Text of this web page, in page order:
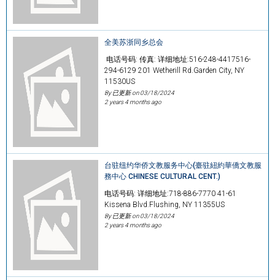
全美苏浙同乡总会
电话号码: 传真: 详细地址:516-248-4417516-
294-6129 201 Wetherill Rd.Garden City, NY
11530US
By 已更新 on03/18/2024
2 years 4 months ago
台驻纽约华侨文教服务中心(臺驻紐約華僑文教服
務中心 CHINESE CULTURAL CENT.)
电话号码: 详细地址:718-886-7770 41-61
Kissena Blvd.Flushing, NY 11355US
By 已更新 on03/18/2024
2 years 4 months ago